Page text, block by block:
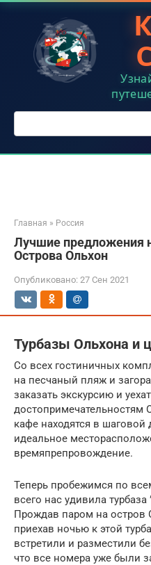
Перейти
контенту
Поиск:
Главная » Россия
Лучшие предложения
Острова Ольхон
Опубликовано: 27 Сен 2021
Турбазы Ольхона и
Со всех гостиничных
на песчаный пляж и
заказать экскурсию и
достопримечательностям
кафе находятся в
идеальное
времяпрепровождение.
Теперь пробежимся по
всего нас удивила
Прождав паром на остров
приехав ночью к этой
встретили и разместили
что все номера уже были